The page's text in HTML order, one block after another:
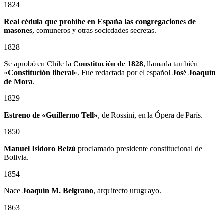
1824
Real cédula que prohíbe en España las congregaciones de
masones, comuneros y otras sociedades secretas.
1828
Se aprobó en Chile la Constitución de 1828, llamada también
«Constitución liberal«. Fue redactada por el español José Joaquín
de Mora.
1829
Estreno de «Guillermo Tell», de Rossini, en la Ópera de París.
1850
Manuel Isidoro Belzú proclamado presidente constitucional de
Bolivia.
1854
Nace Joaquín M. Belgrano, arquitecto uruguayo.
1863